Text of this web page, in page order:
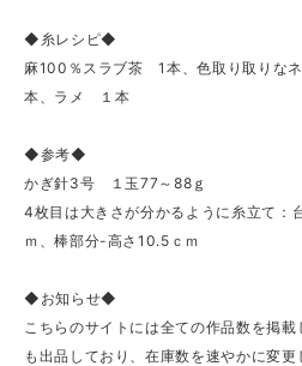
◆糸レシピ◆
麻100％スラブ茶 1本、色取り取りな
本、ラメ １本
◆参考◆
かぎ針3号 １玉77～88ｇ
4枚目は大きさが分かるように糸立て：
ｍ、棒部分-高さ10.5ｃｍ
◆お知らせ◆
こちらのサイトには全ての作品数を掲
も出品しており、在庫数を速やかに変